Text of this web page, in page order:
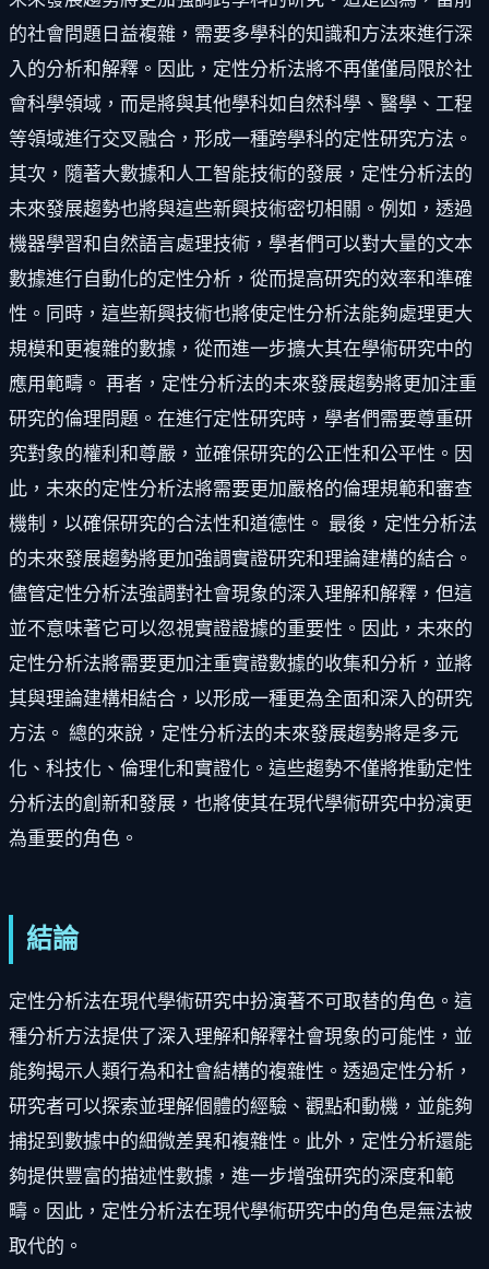
的社會問題日益複雜，需要多學科的知識和方法來進行深
入的分析和解釋。因此，定性分析法將不再僅僅局限於社
會科學領域，而是將與其他學科如自然科學、醫學、工程
等領域進行交叉融合，形成一種跨學科的定性研究方法。
其次，隨著大數據和人工智能技術的發展，定性分析法的
未來發展趨勢也將與這些新興技術密切相關。例如，透過
機器學習和自然語言處理技術，學者們可以對大量的文本
數據進行自動化的定性分析，從而提高研究的效率和準確
性。同時，這些新興技術也將使定性分析法能夠處理更大
規模和更複雜的數據，從而進一步擴大其在學術研究中的
應用範疇。 再者，定性分析法的未來發展趨勢將更加注重
研究的倫理問題。在進行定性研究時，學者們需要尊重研
究對象的權利和尊嚴，並確保研究的公正性和公平性。因
此，未來的定性分析法將需要更加嚴格的倫理規範和審查
機制，以確保研究的合法性和道德性。 最後，定性分析法
的未來發展趨勢將更加強調實證研究和理論建構的結合。
儘管定性分析法強調對社會現象的深入理解和解釋，但這
並不意味著它可以忽視實證證據的重要性。因此，未來的
定性分析法將需要更加注重實證數據的收集和分析，並將
其與理論建構相結合，以形成一種更為全面和深入的研究
方法。 總的來說，定性分析法的未來發展趨勢將是多元
化、科技化、倫理化和實證化。這些趨勢不僅將推動定性
分析法的創新和發展，也將使其在現代學術研究中扮演更
為重要的角色。
結論
定性分析法在現代學術研究中扮演著不可取替的角色。這
種分析方法提供了深入理解和解釋社會現象的可能性，並
能夠揭示人類行為和社會結構的複雜性。透過定性分析，
研究者可以探索並理解個體的經驗、觀點和動機，並能夠
捕捉到數據中的細微差異和複雜性。此外，定性分析還能
夠提供豐富的描述性數據，進一步增強研究的深度和範
疇。因此，定性分析法在現代學術研究中的角色是無法被
取代的。